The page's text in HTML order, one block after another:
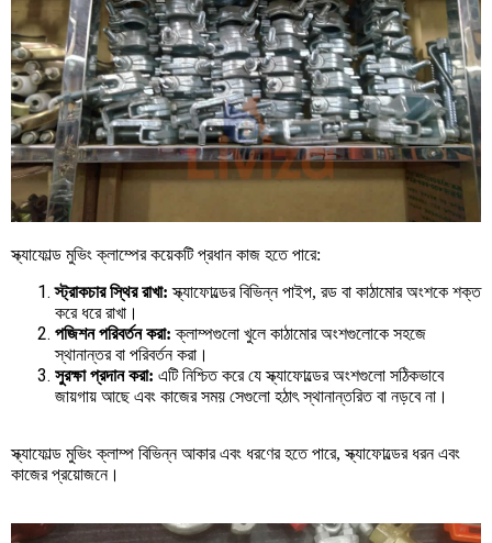
স্ক্যাফোল্ড মুভিং ক্লাম্পের কয়েকটি প্রধান কাজ হতে পারে:
স্ট্রাকচার স্থির রাখা: স্ক্যাফোল্ডের বিভিন্ন পাইপ, রড বা কাঠামোর অংশকে শক্ত
করে ধরে রাখা।
পজিশন পরিবর্তন করা: ক্লাম্পগুলো খুলে কাঠামোর অংশগুলোকে সহজে
স্থানান্তর বা পরিবর্তন করা।
সুরক্ষা প্রদান করা: এটি নিশ্চিত করে যে স্ক্যাফোল্ডের অংশগুলো সঠিকভাবে
জায়গায় আছে এবং কাজের সময় সেগুলো হঠাৎ স্থানান্তরিত বা নড়বে না।
স্ক্যাফোল্ড মুভিং ক্লাম্প বিভিন্ন আকার এবং ধরণের হতে পারে,স্ক্যাফোল্ডের ধরন এবং
কাজের প্রয়োজনে।